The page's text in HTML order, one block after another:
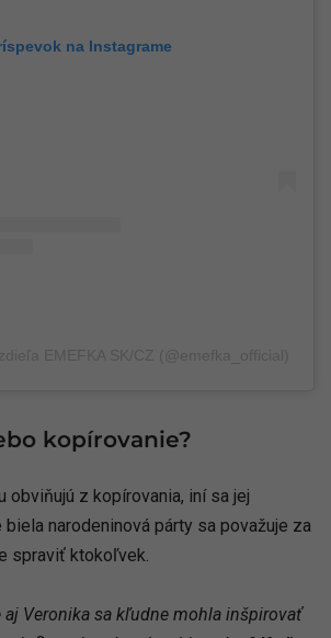
na Instagrame
kopírovanie?
obviňujú z kopírovania, iní sa jej
narodeninová párty sa považuje za
spraviť ktokoľvek.
aj Veronika sa kľudne mohla inšpirovať